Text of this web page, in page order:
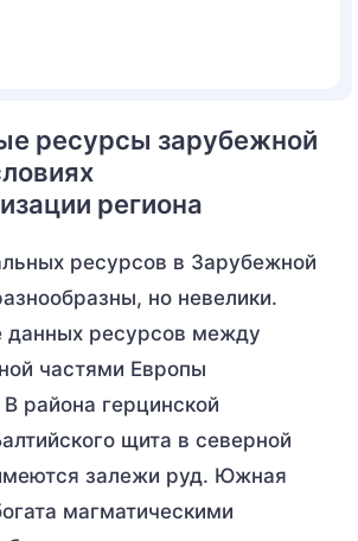
ресурсы зарубежной
региона
ресурсов в Зарубежной
но невелики.
данных ресурсов между
частями Европы
района герцинской
щита в северной
залежи руд. Южная
магматическими